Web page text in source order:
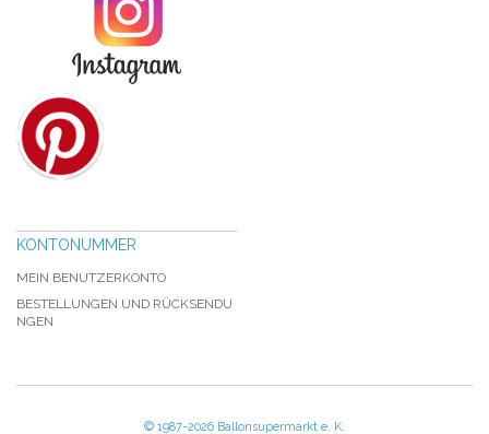
KONTONUMMER
MEIN BENUTZERKONTO
BESTELLUNGEN UND RÜCKSENDU
NGEN
© 1987-2026 Ballonsupermarkt e. K.